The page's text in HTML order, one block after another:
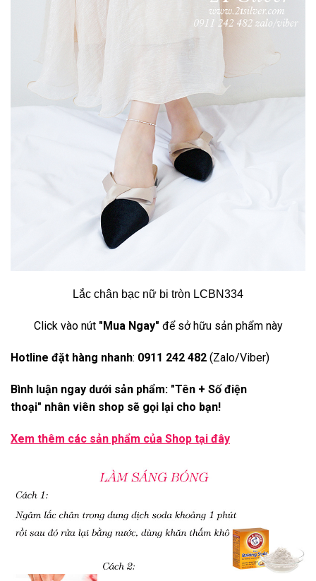
Lắc chân bạc nữ bi tròn LCBN334
Click vào nút "Mua Ngay" để sở hữu sản phẩm này
Hotline đặt hàng nhanh: 0911 242 482 (Zalo/Viber)
Bình luận ngay dưới sản phẩm: "Tên + Số điện
thoại" nhân viên shop sẽ gọi lại cho bạn!
Xem thêm các sản phẩm của Shop tại đây